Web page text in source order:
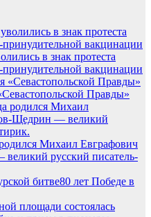
в знак протеста
вакцинации
Правды»
Михаил Евграфович
русский писатель-
80 лет Победе в